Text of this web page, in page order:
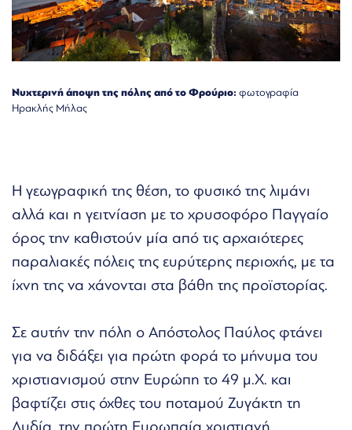
Νυχτερινή άποψη της πόλης από το Φρούριο: φωτογραφία
Ηρακλής Μήλας
Η γεωγραφική της θέση, το φυσικό της λιμάνι
αλλά και η γειτνίαση με το χρυσοφόρο Παγγαίο
όρος την καθιστούν μία από τις αρχαιότερες
παραλιακές πόλεις της ευρύτερης περιοχής, με τα
ίχνη της να χάνονται στα βάθη της προϊστορίας.
Σε αυτήν την πόλη ο Απόστολος Παύλος φτάνει
για να διδάξει για πρώτη φορά το μήνυμα του
χριστιανισμού στην Ευρώπη το 49 μ.Χ. και
βαφτίζει στις όχθες του ποταμού Ζυγάκτη τη
Λυδία, την πρώτη Ευρωπαία χριστιανή.